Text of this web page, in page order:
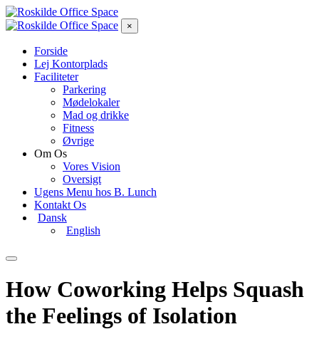
×
Forside
Lej Kontorplads
Faciliteter
Parkering
Mødelokaler
Mad og drikke
Fitness
Øvrige
Om Os
Vores Vision
Oversigt
Ugens Menu hos B. Lunch
Kontakt Os
Dansk
English
How Coworking Helps Squash
the Feelings of Isolation